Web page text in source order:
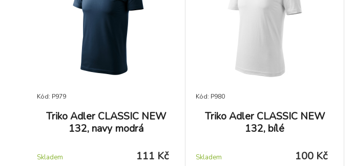
Kód: P979
Triko Adler CLASSIC NEW
132, navy modrá
Skladem 111 Kč
Kód: P980
Triko Adler CLASSIC NEW
132, bílé
Skladem 100 Kč